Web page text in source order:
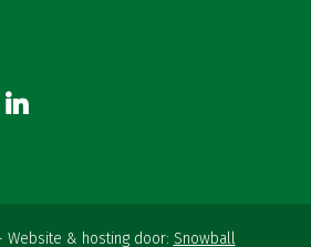
Website & hosting door: Snowball